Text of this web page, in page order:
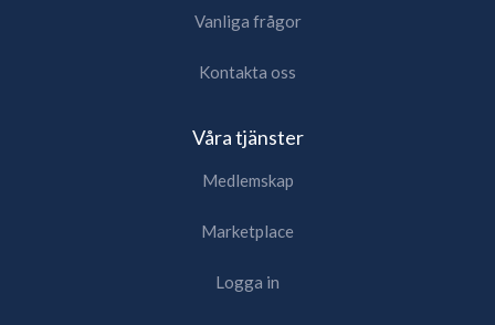
Vanliga frågor
Kontakta oss
Våra tjänster
Medlemskap
Marketplace
Logga in